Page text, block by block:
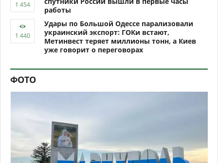
работы
Удары по Большой Одессе парализовали
украинский экспорт: ГОКи встают,
Метинвест теряет миллионы тонн, а Киев
уже говорит о переговорах
ФОТО